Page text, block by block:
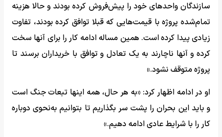
سازندگان واحدهای خود را پیش‌فروش کرده بودند و حالا هزینه
تمام‌شده پروژه با قیمت‌هایی که قبلا توافق کرده بودند، تفاوت
زیادی پیدا کرده است. همین مساله ادامه کار را برای آنها سخت
کرده و آنها ناچارند به یک تعادل و توافق با خریداران برسند تا
پروژه متوقف نشود.»
او در ادامه اظهار کرد: «به هر حال، همه اینها تبعات جنگ است
و باید این بحران را پشت سر بگذاریم تا بتوانیم به‌نحوی دوباره
کار را با شرایط عادی ادامه دهیم.»